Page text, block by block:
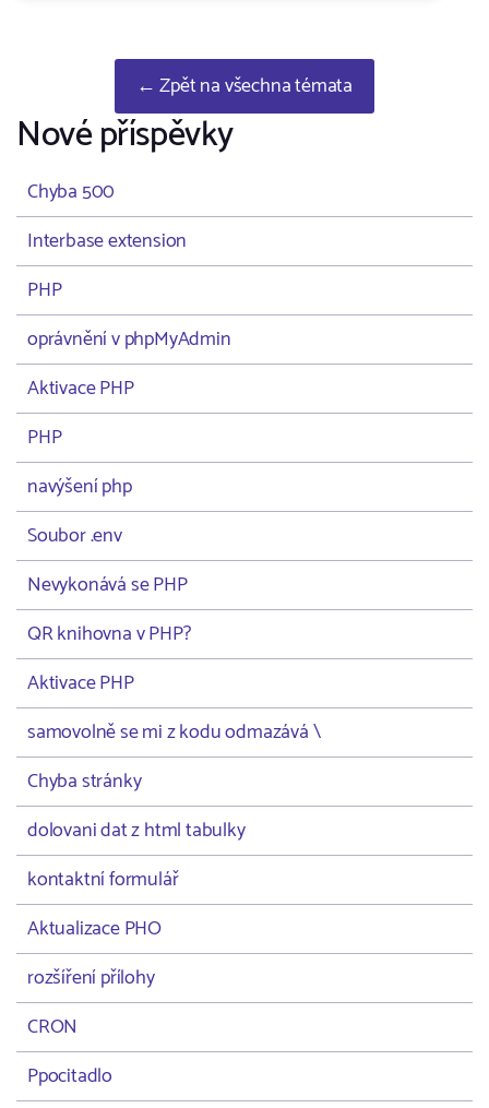
← Zpět na všechna témata
Nové příspěvky
Chyba 500
Interbase extension
PHP
oprávnění v phpMyAdmin
Aktivace PHP
PHP
navýšení php
Soubor .env
Nevykonává se PHP
QR knihovna v PHP?
Aktivace PHP
samovolně se mi z kodu odmazává \
Chyba stránky
dolovani dat z html tabulky
kontaktní formulář
Aktualizace PHO
rozšíření přílohy
CRON
Ppocitadlo